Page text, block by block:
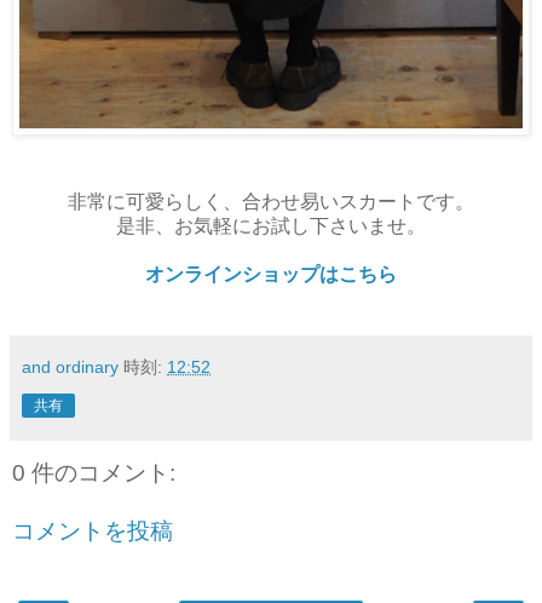
非常に可愛らしく、合わせ易いスカートです。
是非、お気軽にお試し下さいませ。
オンラインショップはこちら
and ordinary 時刻: 12:52
共有
0 件のコメント:
コメントを投稿